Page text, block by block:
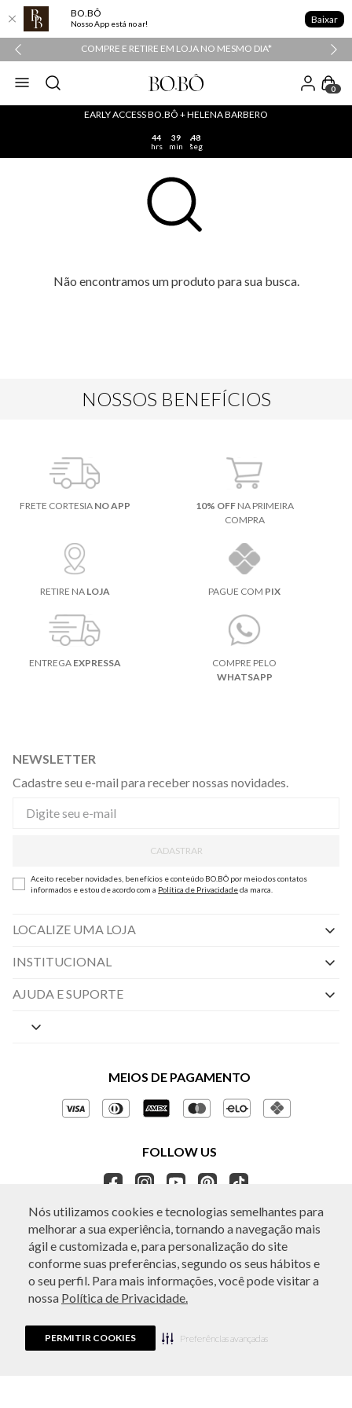
BO.BÔ
Nosso App está no ar! Baixar
Nós utilizamos cookies e tecnologias semelhantes para
melhorar a sua experiência, tornando a navegação mais
ágil e customizada e, para personalização do site
conforme suas preferências, segundo os seus hábitos e
o seu perfil. Para mais informações, você pode visitar a
nossa Política de Privacidade.
PERMITIR COOKIES Preferências avançadas
COMPRE E RETIRE EM LOJA NO MESMO DIA*
0
EARLY ACCESS BO.BÔ + HELENA BARBERO
44
hrs
39
min
48
seg
Não encontramos um produto para sua busca.
NOSSOS BENEFÍCIOS
FRETE CORTESIA NO APP 10% OFFNA PRIMEIRA
COMPRA
RETIRE NA LOJA PAGUE COM PIX
ENTREGA EXPRESSA
COMPRE PELO
WHATSAPP
NEWSLETTER
Cadastre seu e-mail para receber nossas novidades.
CADASTRAR
Aceito receber novidades, benefícios e conteúdo BO.BÔ por meio dos contatos
informados e estou de acordo com a Política de Privacidadeda marca.
LOCALIZE UMA LOJA
INSTITUCIONAL
Nossas Lojas
Políticas de Privacidade
Gestão de Privacidade
Ética e Sustentabilidade
Seja um Revendedor
APP BO.BÔ
AJUDA E SUPORTE
Central de Preferências
Perguntas frequentes
Regulamentos e Promoções
MEIOS DE PAGAMENTO
FOLLOW US
© Copyright 2026 - Todos os direitos reservados. A BO.BÔ reserva-se no
disponibilidade de estoque a qualquer momento.
Em caso de dúvidas:0800 440 2222.
Horário de Atendimento:das 8h às 20h de segunda a sábado, exceto